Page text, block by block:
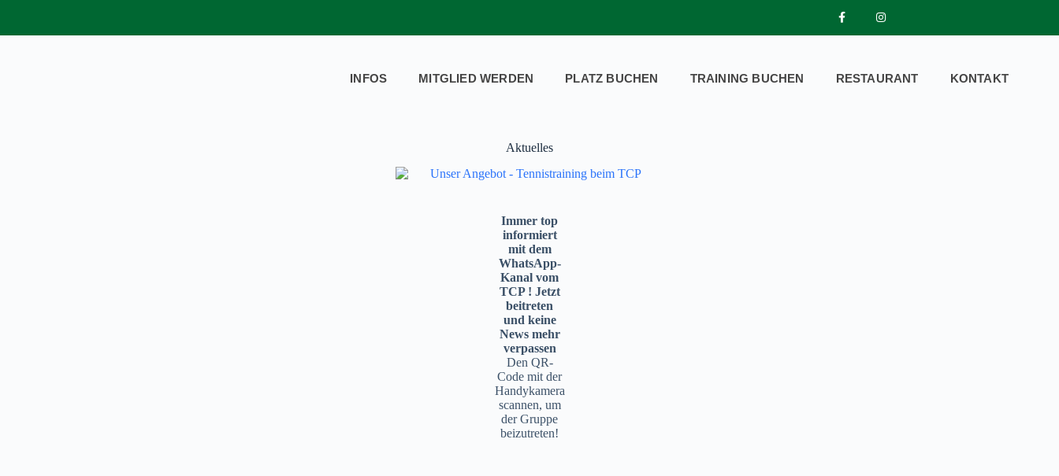
INFOS MITGLIED WERDEN PLATZ BUCHEN TRAINING BUCHEN RESTAURANT KONTAKT
Aktuelles
Immer top
informiert
mit dem
WhatsApp-
Kanal vom
TCP ! Jetzt
beitreten
und keine
News mehr
verpassen
Den QR-
Code mit der
Handykamera
scannen, um
der Gruppe
beizutreten!